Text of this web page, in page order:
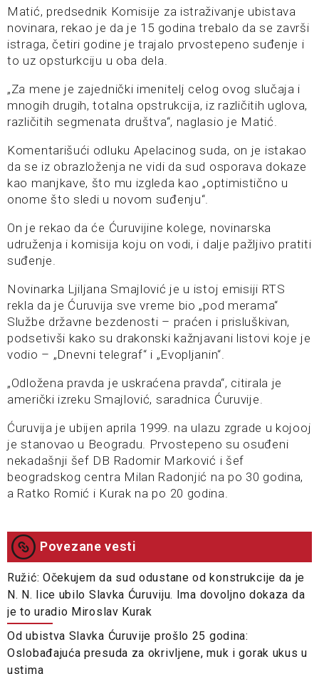
Matić, predsednik Komisije za istraživanje ubistava
novinara, rekao je da je 15 godina trebalo da se završi
istraga, četiri godine je trajalo prvostepeno suđenje i
to uz opsturkciju u oba dela.
„Za mene je zajednički imenitelj celog ovog slučaja i
mnogih drugih, totalna opstrukcija, iz različitih uglova,
različitih segmenata društva“, naglasio je Matić.
Komentarišući odluku Apelacinog suda, on je istakao
da se iz obrazloženja ne vidi da sud osporava dokaze
kao manjkave, što mu izgleda kao „optimistično u
onome što sledi u novom suđenju“.
On je rekao da će Ćuruvijine kolege, novinarska
udruženja i komisija koju on vodi, i dalje pažljivo pratiti
suđenje.
Novinarka Ljiljana Smajlović je u istoj emisiji RTS
rekla da je Ćuruvija sve vreme bio „pod merama“
Službe državne bezdenosti – praćen i prisluškivan,
podsetivši kako su drakonski kažnjavani listovi koje je
vodio – „Dnevni telegraf“ i „Evopljanin“.
„Odložena pravda je uskraćena pravda“, citirala je
američki izreku Smajlović, saradnica Ćuruvije.
Ćuruvija je ubijen aprila 1999. na ulazu zgrade u kojooj
je stanovao u Beogradu. Prvostepeno su osuđeni
nekadašnji šef DB Radomir Marković i šef
beogradskog centra Milan Radonjić na po 30 godina,
a Ratko Romić i Kurak na po 20 godina.
Povezane vesti
Ružić: Očekujem da sud odustane od konstrukcije da je
N. N. lice ubilo Slavka Ćuruviju. Ima dovoljno dokaza da
je to uradio Miroslav Kurak
Od ubistva Slavka Ćuruvije prošlo 25 godina:
Oslobađajuća presuda za okrivljene, muk i gorak ukus u
ustima